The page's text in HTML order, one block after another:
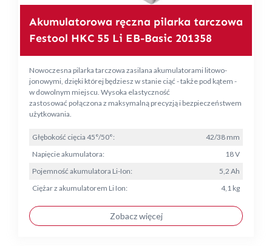
Akumulatorowa ręczna pilarka tarczowa
Festool HKC 55 Li EB-Basic 201358
Nowoczesna pilarka tarczowa zasilana akumulatorami litowo-
jonowymi, dzięki której będziesz w stanie ciąć - także pod kątem -
w dowolnym miejscu. Wysoka elastyczność
zastosować połączona z maksymalną precyzją i bezpieczeństwem
użytkowania.
Głębokość cięcia 45°/50°:
42/38 mm
Napięcie akumulatora:
18 V
Pojemność akumulatora Li-Ion:
5,2 Ah
Ciężar z akumulatorem Li Ion:
4,1 kg
Zobacz więcej